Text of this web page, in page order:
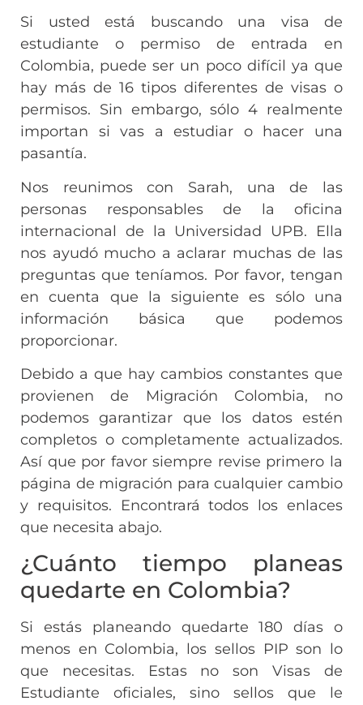
Si usted está buscando una visa de
estudiante o permiso de entrada en
Colombia, puede ser un poco difícil ya que
hay más de 16 tipos diferentes de visas o
permisos. Sin embargo, sólo 4 realmente
importan si vas a estudiar o hacer una
pasantía.
Nos reunimos con Sarah, una de las
personas responsables de la oficina
internacional de la Universidad UPB. Ella
nos ayudó mucho a aclarar muchas de las
preguntas que teníamos. Por favor, tengan
en cuenta que la siguiente es sólo una
información básica que podemos
proporcionar.
Debido a que hay cambios constantes que
provienen de Migración Colombia, no
podemos garantizar que los datos estén
completos o completamente actualizados.
Así que por favor siempre revise primero la
página de migración para cualquier cambio
y requisitos. Encontrará todos los enlaces
que necesita abajo.
¿Cuánto tiempo planeas
quedarte en Colombia?
Si estás planeando quedarte 180 días o
menos en Colombia, los sellos PIP son lo
que necesitas. Estas no son Visas de
Estudiante oficiales, sino sellos que le